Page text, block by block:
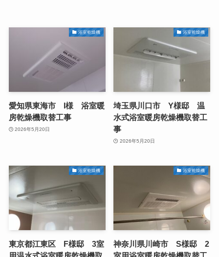
浴室乾燥機
愛知県東海市 I様 浴室暖
房乾燥機取替工事
2026年5月20日
浴室乾燥機
埼玉県川口市 Y様邸 温
水式浴室暖房乾燥機取替工
事
2026年5月20日
浴室乾燥機
東京都江東区 F様邸 3室
浴室乾燥機
神奈川県川崎市 S様邸 2